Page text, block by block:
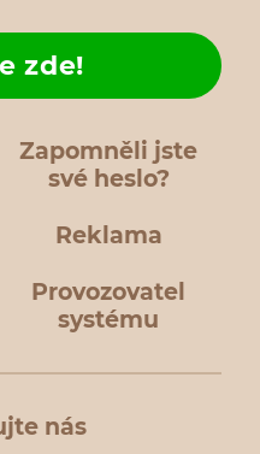
Zapomněli jste
své heslo?
zde!
Reklama
Provozovatel
systému
nás